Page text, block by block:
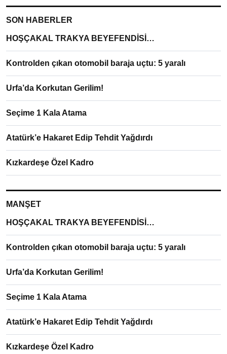
SON HABERLER
HOŞÇAKAL TRAKYA BEYEFENDİSİ…
Kontrolden çıkan otomobil baraja uçtu: 5 yaralı
Urfa’da Korkutan Gerilim!
Seçime 1 Kala Atama
Atatürk’e Hakaret Edip Tehdit Yağdırdı
Kızkardeşe Özel Kadro
MANŞET
HOŞÇAKAL TRAKYA BEYEFENDİSİ…
Kontrolden çıkan otomobil baraja uçtu: 5 yaralı
Urfa’da Korkutan Gerilim!
Seçime 1 Kala Atama
Atatürk’e Hakaret Edip Tehdit Yağdırdı
Kızkardeşe Özel Kadro